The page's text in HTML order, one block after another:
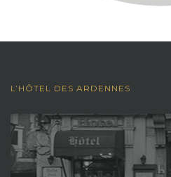
L’HÔTEL DES ARDENNES